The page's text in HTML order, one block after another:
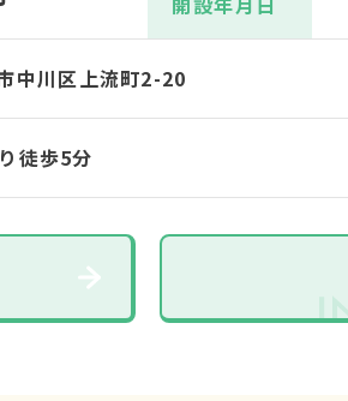
中川区上流町2-20
徒歩5分